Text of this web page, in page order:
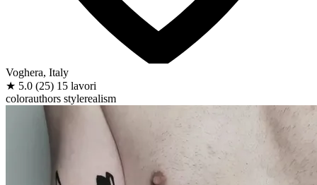
Voghera, Italy
★ 5.0 (25) 15 lavori
colorauthors stylerealism